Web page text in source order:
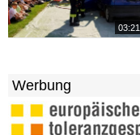
03:21
Werbung